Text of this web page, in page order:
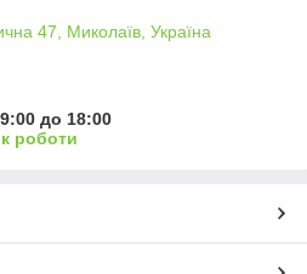
47, Миколаїв, Україна
до 18:00
роботи